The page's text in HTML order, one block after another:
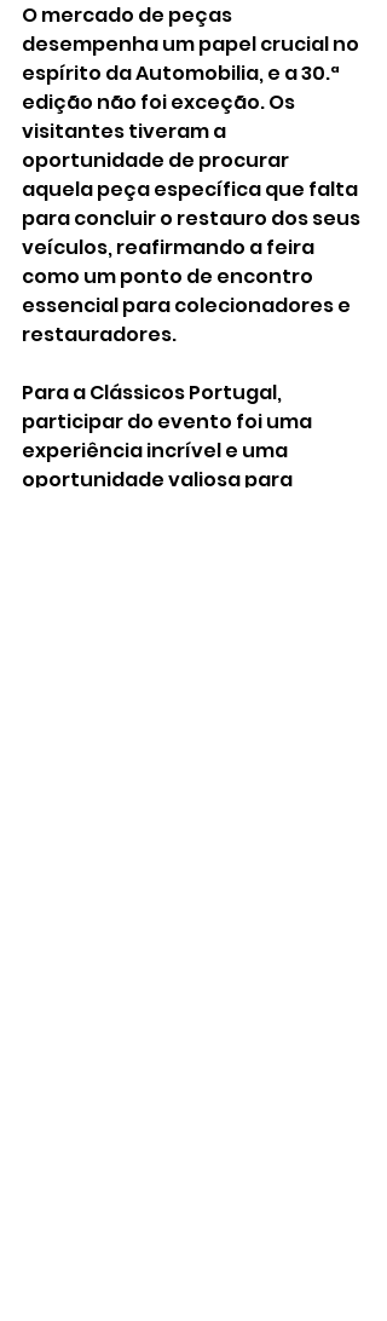
O mercado de peças
desempenha um papel crucial no
espírito da Automobilia, e a 30.ª
edição não foi exceção. Os
visitantes tiveram a
oportunidade de procurar
aquela peça específica que falta
para concluir o restauro dos seus
veículos, reafirmando a feira
como um ponto de encontro
essencial para colecionadores e
restauradores.
Para a Clássicos Portugal,
participar do evento foi uma
experiência incrível e uma
oportunidade valiosa para